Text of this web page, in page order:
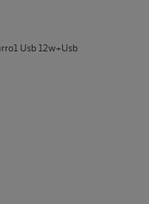
Usb 12w+usb